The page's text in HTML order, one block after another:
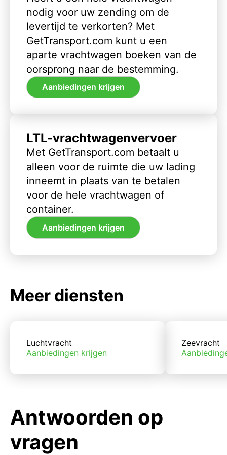
nodig voor uw zending om de
levertijd te verkorten? Met
GetTransport.com kunt u een
aparte vrachtwagen boeken van de
oorsprong naar de bestemming.
Aanbiedingen krijgen
LTL-vrachtwagenvervoer
Met GetTransport.com betaalt u
alleen voor de ruimte die uw lading
inneemt in plaats van te betalen
voor de hele vrachtwagen of
container.
Aanbiedingen krijgen
Meer diensten
Luchtvracht
Aanbiedingen krijgen
Zeevracht
Antwoorden op
vragen